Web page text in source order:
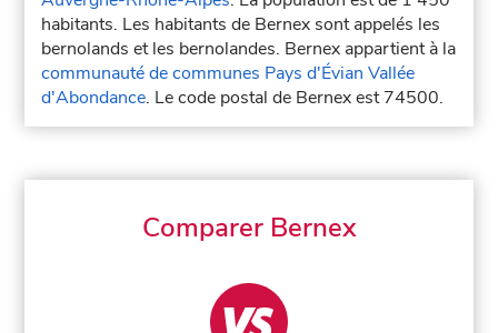
habitants. Les habitants de Bernex sont appelés les
bernolands et les bernolandes. Bernex appartient à la
communauté de communes Pays d'Évian Vallée
d'Abondance. Le code postal de Bernex est 74500.
Comparer Bernex